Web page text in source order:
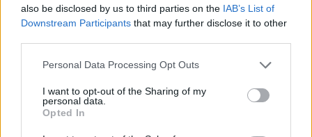
also be disclosed by us to third parties on the IAB’s List of
Downstream Participants that may further disclose it to other
Personal Data Processing Opt Outs
I want to opt-out of the Sharing of my
personal data.
Opted In
Imre Hilda
Oktatás és nevelés területén dolgozom, de minden
mögé és közben keresem az embert, a nőt a jól legyártott álarcok
mögött. Néha meséket is írok, de gyakrabban novellákat,